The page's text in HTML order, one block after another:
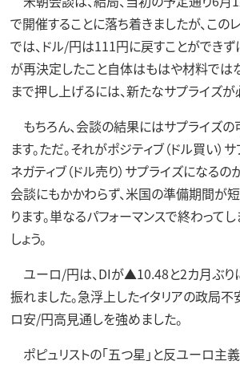
で開催することに落ち着きましたが、この
では、ドル/円は111円に戻すことができず
が再決定したこと自体はもはや材料では
まで押し上げるには、新たなサプライズが
もちろん、会談の結果にはサプライズ
ます。ただ。それがポジティブ（ドル買い）
ネガティブ（ドル売り）サプライズになる
会談にもかかわらず、米国の準備期間が
ります。単なるパフォーマンスで終わって
しょう。
ユーロ/円は、DIが▲10.48と2カ月ぶり
振れました。急浮上したイタリアの政局不
ロ安/円高見通しを強めました。
ポピュリストの「五つ星」と反ユーロ主義